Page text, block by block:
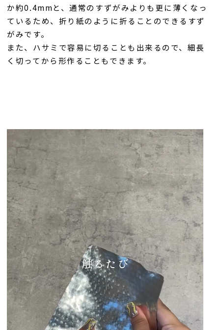
か約0.4mmと、通常のすずがみよりも更に薄くなっ
ているため、折り紙のように折ることのできるすず
がみです。
また、ハサミで容易に切ることも出来るので、細長
く切ってから形作ることもできます。